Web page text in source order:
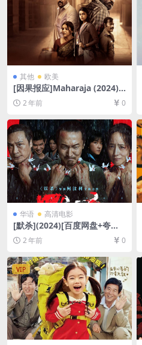
其他 欧美
[因果报应]Maharaja (2024)
[百度网盘+夸克网盘1080P超
清未删减资源][网盘在线播放/
下载][MP4/9.9GB][中英字幕]
2 年前 0
华语 高清电影
[默杀](2024)[百度网盘+夸克
网盘1080P超清未删减资源]
[网盘在线播放/下载][MP4/7.
2 年前 0
VIP